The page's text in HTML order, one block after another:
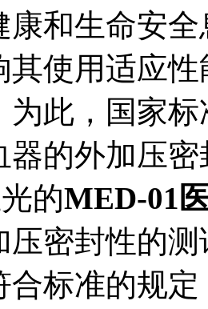
康和生命安
其使用适应
此，国家标
器的外加压
的MED-01
压密封性的
合标准的规